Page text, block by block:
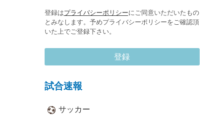
登録はプライバシーポリシーにご同意いただいたもの
とみなします。予めプライバシーポリシーをご確認頂
いた上でご登録下さい。
登録
試合速報
サッカー